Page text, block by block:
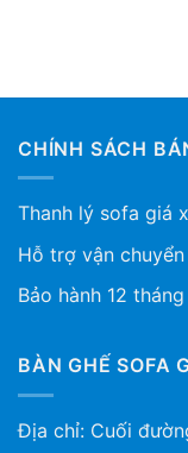
CHÍNH SÁCH
Thanh lý sofa giá
Hỗ trợ vận chuyển
Bảo hành 12 tháng
BÀN GHẾ SOFA
Địa chỉ: Cuối